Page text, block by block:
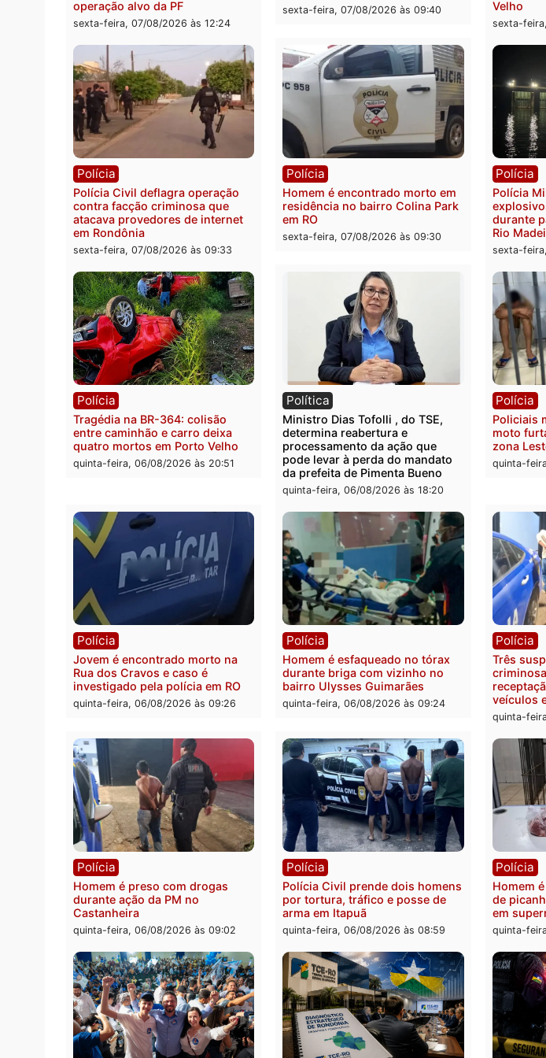
Polícia
2 MILHÕES – Unnesa apresenta
documentos que comprovam
transparência e legalidade na
operação alvo da PF
sexta-feira, 07/08/2026 às 12:24
Polícia
Polícia Federal apreende 400
quilos de drogas e prende
motorista em RO
sexta-feira, 07/08/2026 às 09:40
Polícia
Polícia Civil deflagra operação
contra facção criminosa que
atacava provedores de internet
em Rondônia
sexta-feira, 07/08/2026 às 09:33
Polícia
Homem é encontrado morto em
residência no bairro Colina Park
em RO
sexta-feira, 07/08/2026 às 09:30
Polícia
Tragédia na BR-364: colisão
entre caminhão e carro deixa
quatro mortos em Porto Velho
quinta-feira, 06/08/2026 às 20:51
Política
Ministro Dias Tofolli , do TSE,
determina reabertura e
processamento da ação que
pode levar à perda do mandato
quinta-feira, 06/08/2026 às 18:20
Polícia
Jovem é encontrado morto na
investigado pela polícia em RO
quinta-feira, 06/08/2026 às 09:26
Polícia
Homem é esfaqueado no tórax
bairro Ulysses Guimarães
quinta-feira, 06/08/2026 às 09:24